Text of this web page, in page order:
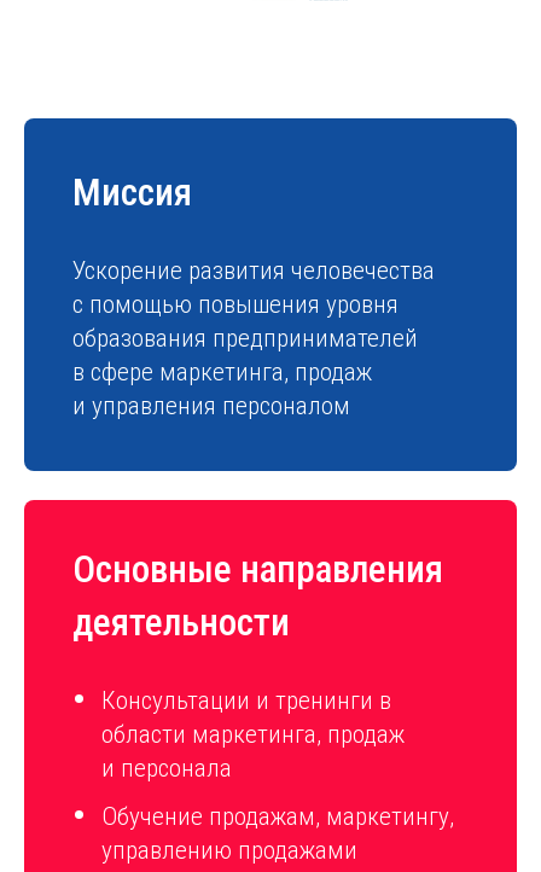
Миссия
Ускорение развития человечества
с помощью повышения уровня
образования предпринимателей
в сфере маркетинга, продаж
и управления персоналом
Основные направления
деятельности
Консультации и тренинги в
области маркетинга, продаж
и персонала
Обучение продажам, маркетингу,
управлению продажами